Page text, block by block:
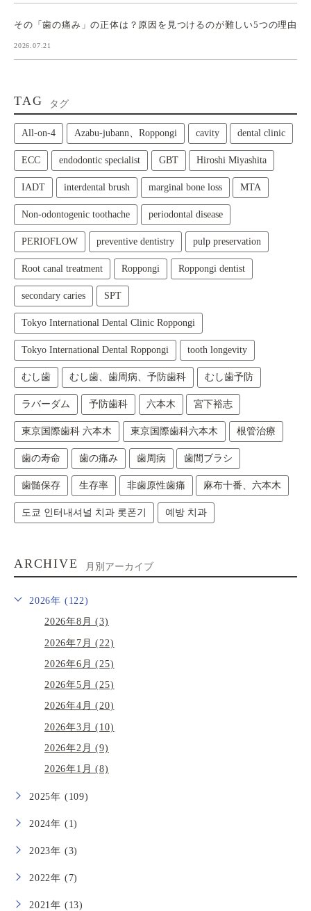
その「歯の痛み」の正体は？原因を見つけるのが難しい5つの理由
2026.07.21
TAG タグ
All‑on‑4 Azabu-jubann、Roppongi cavity dental clinic
ECC endodontic specialist GBT Hiroshi Miyashita
IADT interdental brush marginal bone loss MTA
Non-odontogenic toothache periodontal disease
PERIOFLOW preventive dentistry pulp preservation
Root canal treatment Roppongi Roppongi dentist
secondary caries SPT
Tokyo International Dental Clinic Roppongi
Tokyo International Dental Roppongi tooth longevity
むし歯 むし歯、歯周病、予防歯科 むし歯予防
ラバーダム 予防歯科 六本木 宮下裕志
東京国際歯科 六本木 東京国際歯科六本木 根管治療
歯の寿命 歯の痛み 歯周病 歯間ブラシ
歯髄保存 生存率 非歯原性歯痛 麻布十番、六本木
도쿄 인터내셔널 치과 롯폰기 예방 치과
ARCHIVE 月別アーカイブ
2026年 (122)
2026年8月 (3)
2026年7月 (22)
2026年6月 (25)
2026年5月 (25)
2026年4月 (20)
2026年3月 (10)
2026年2月 (9)
2026年1月 (8)
2025年 (109)
2024年 (1)
2023年 (3)
2022年 (7)
2021年 (13)